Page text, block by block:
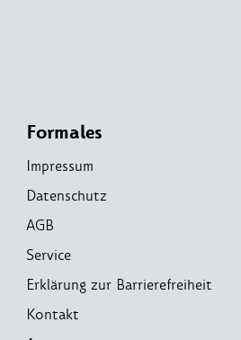
Formales
Impressum
Datenschutz
AGB
Service
Erklärung zur Barrierefreiheit
Kontakt